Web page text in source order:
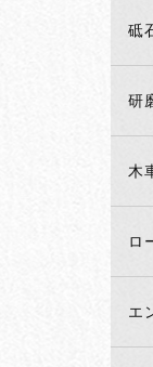
砥
研
木
ロ
エ